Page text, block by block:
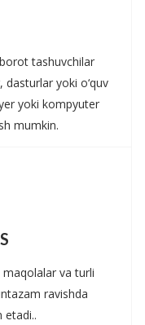
tashuvchilar
dasturlar yoki o‘quv
yoki kompyuter
mumkin.
maqolalar va turli
ravishda
etadi..